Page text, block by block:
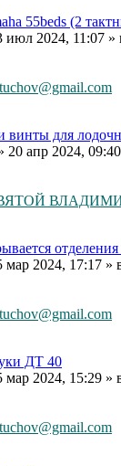
55beds (2
июл 2024, 11:07 »
винты для
20 апр 2024,
мар 2024, 17:17 »
ДТ 40
мар 2024, 15:29 »